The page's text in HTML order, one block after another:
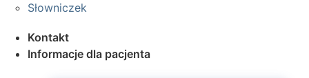
Słowniczek
Kontakt
Informacje dla pacjenta